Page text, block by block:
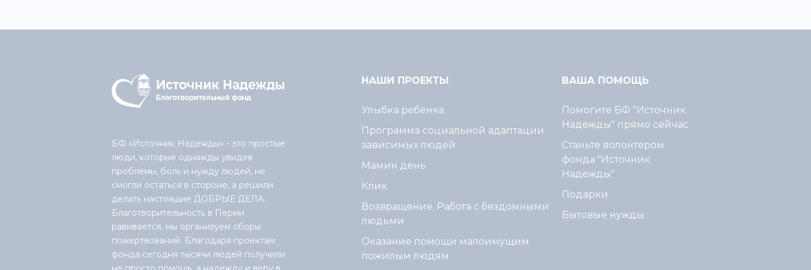
БФ «Источник Надежды» - это простые
люди, которые однажды увидев
проблемы, боль и нужду людей, не
смогли остаться в стороне, а решили
делать настоящие ДОБРЫЕ ДЕЛА.
Благотворительность в Перми
равивается, мы организуем сборы
пожертвований. Благодаря проектам
фонда сегодня тысячи людей получили
НАШИ ПРОЕКТЫ
Улыбка ребенка
Программа социальной адаптации
зависимых людей
Мамин день
Клик
Возвращение. Работа с бездомными
людьми
Оказание помощи малоимущим
пожилым людям
ВАША ПОМОЩЬ
Помогите БФ "Источник
Надежды" прямо сейчас
Станьте волонтером
фонда "Источник
Надежды"
Подарки
Бытовые нужды